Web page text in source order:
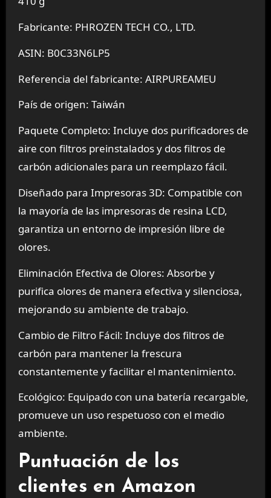
Fabricante: PHROZEN TECH CO., LTD.
ASIN: B0C33N6LP5
Referencia del fabricante: AIRPUREAMEU
País de origen: Taiwán
Paquete Completo: Incluye dos purificadores de
aire con filtros preinstalados y dos filtros de
carbón adicionales para un reemplazo fácil.
Diseñado para Impresoras 3D: Compatible con
la mayoría de las impresoras de resina LCD,
garantiza un entorno de impresión libre de
olores.
Eliminación Efectiva de Olores: Absorbe y
purifica olores de manera efectiva y silenciosa,
mejorando su ambiente de trabajo.
Cambio de Filtro Fácil: Incluye dos filtros de
carbón para mantener la frescura
constantemente y facilitar el mantenimiento.
Ecológico: Equipado con una batería recargable,
promueve un uso respetuoso con el medio
ambiente.
Puntuación de los
clientes en Amazon